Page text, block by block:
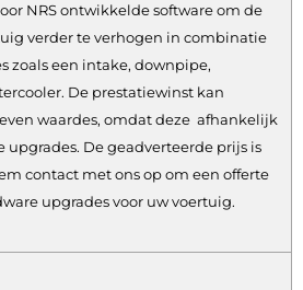
NRS ontwikkelde software om de
verder te verhogen in combinatie
zoals een intake, downpipe,
De prestatiewinst kan
waardes, omdat deze afhankelijk
upgrades. De geadverteerde prijs is
contact met ons op om een offerte
upgrades voor uw voertuig.